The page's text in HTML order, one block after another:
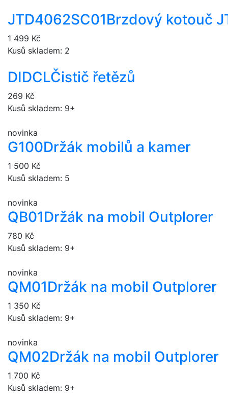
JTD4062SC01Brzdový kotouč
1 499 Kč
Kusů skladem: 2
DIDCLČistič řetězů
269 Kč
Kusů skladem: 9+
novinka
G100Držák mobilů a kamer
1 500 Kč
Kusů skladem: 5
novinka
QB01Držák na mobil Outplorer
780 Kč
Kusů skladem: 9+
novinka
QM01Držák na mobil Outplorer
1 350 Kč
Kusů skladem: 9+
novinka
QM02Držák na mobil Outplorer
1 700 Kč
Kusů skladem: 9+